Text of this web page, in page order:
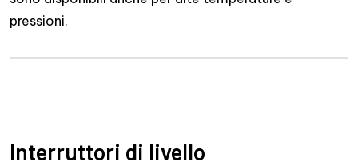
pressioni.
Interruttori di livello